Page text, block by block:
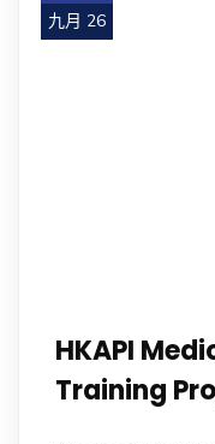
九月 26
HKAPI
Training